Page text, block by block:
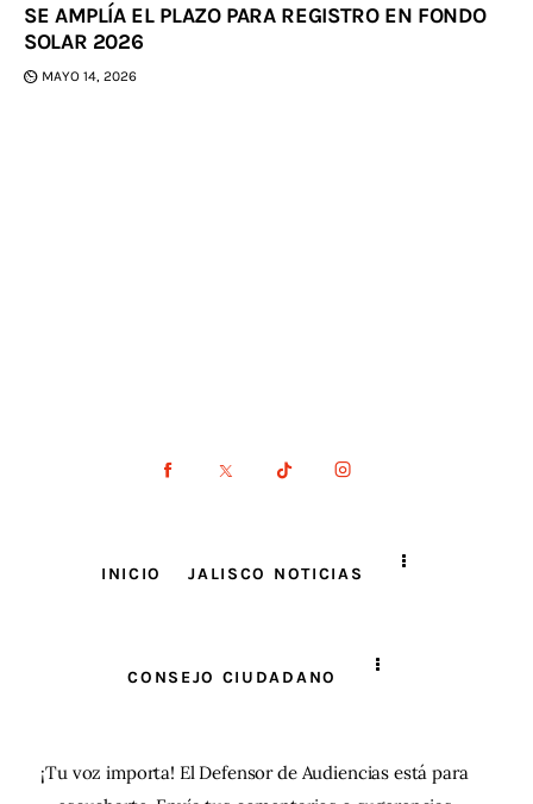
SE AMPLÍA EL PLAZO PARA REGISTRO EN FONDO
SOLAR 2026
MAYO 14, 2026
INICIO JALISCO NOTICIAS
CONSEJO CIUDADANO
¡Tu voz importa! El Defensor de Audiencias está para